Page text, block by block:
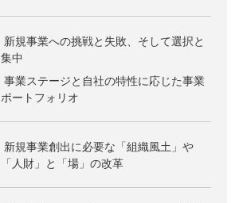
新規事業への挑戦と失敗、そして選択と
集中
事業ステージと自社の特性に応じた事業
ポートフォリオ
新規事業創出に必要な「組織風土」や
「人財」と「場」の改革